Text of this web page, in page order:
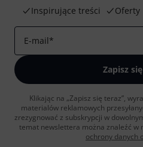
Inspirujące treści
Oferty
E-mail*
Zapisz
Klikając na „Zapisz się teraz”,
materialów reklamowych
zrezygnować z subskrypcji w
temat newslettera można znaleźć w
ochrony danych